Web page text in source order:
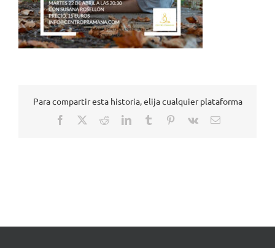
Para compartir esta historia, elija cualquier plataforma
Facebook RedditLinkedInTumblr Pinterest
Vk
Correo